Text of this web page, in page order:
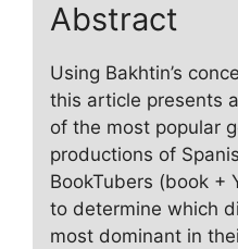
Abstract
Using Bakhtin’s
this article presents
of the most popular
productions of
BookTubers (book +
to determine which
most dominant in